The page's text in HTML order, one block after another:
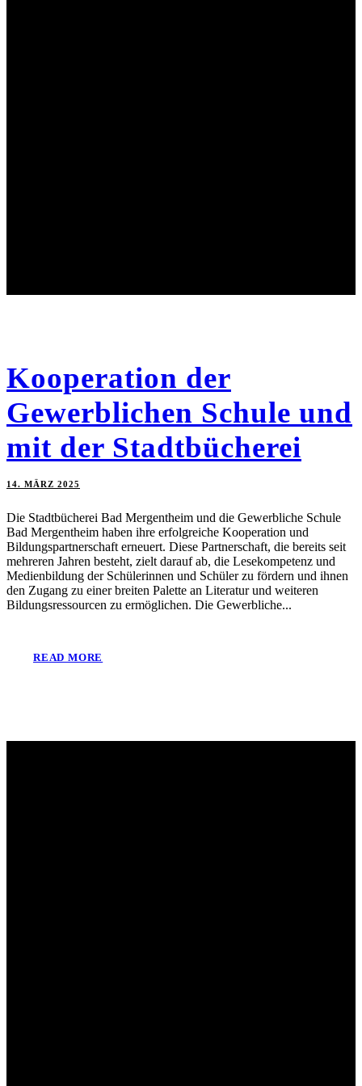
Kooperation der
Gewerblichen Schule und
mit der Stadtbücherei
14. MÄRZ 2025
Die Stadtbücherei Bad Mergentheim und die Gewerbliche Schule
Bad Mergentheim haben ihre erfolgreiche Kooperation und
Bildungspartnerschaft erneuert. Diese Partnerschaft, die bereits seit
mehreren Jahren besteht, zielt darauf ab, die Lesekompetenz und
Medienbildung der Schülerinnen und Schüler zu fördern und ihnen
den Zugang zu einer breiten Palette an Literatur und weiteren
Bildungsressourcen zu ermöglichen. Die Gewerbliche...
READ MORE